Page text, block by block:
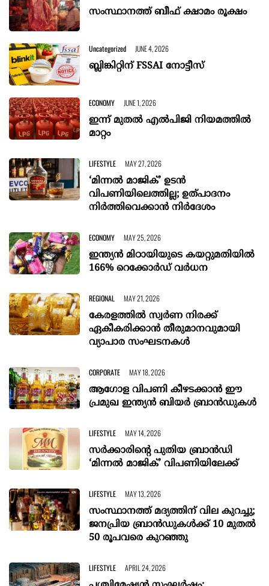
സംസ്ഥാനത്ത് ബീഫ് ക്ഷാമം രൂക്ഷം
Uncategorized JUNE 4, 2026
ബ്ലിങ്കിറ്റിന് FSSAI നോട്ടീസ്
ECONOMY JUNE 1, 2026
ഇന്ന് മുതൽ എൽപിജി നിയമത്തിൽ
മാറ്റം
LIFESTYLE MAY 27, 2026
‘മിന്നൽ മാജിക്’ ഉടൻ
വിപണിയിലെത്തില്ല; ഉത്പാദനം
നിർത്തിവെക്കാൻ നിർദേശം
ECONOMY MAY 25, 2026
ഇന്ത്യൻ മിഠായിയുടെ കയറ്റുമതിയിൽ
166% റെക്കോർഡ് വര്‍ധന
REGIONAL MAY 21, 2026
കേരളത്തില്‍ സ്വര്‍ണ നിരക്ക്
ഏകീകരിക്കാന്‍ തീരുമാനവുമായി
വ്യാപാര സംഘടനകള്‍
CORPORATE MAY 18, 2026
ആഗോള വിപണി കീഴടക്കാന്‍ ഈ
പ്രമുഖ ഇന്ത്യന്‍ ബിയര്‍ ബ്രാന്‍ഡുകള്‍
LIFESTYLE MAY 14, 2026
സർക്കാരിന്റെ പുതിയ ബ്രാൻഡി
‘മിന്നൽ മാജിക്’ വിപണിയിലേക്ക്
LIFESTYLE MAY 13, 2026
സംസ്ഥാനത്ത് മദ്യത്തിന് വില കുറച്ചു;
ജനപ്രിയ ബ്രാൻഡുകൾക്ക് 10 മുതൽ
50 രൂപവരെ കുറഞ്ഞു
LIFESTYLE APRIL 24, 2026